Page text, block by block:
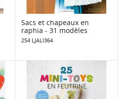
Sacs et chapeaux en
raphia - 31 modèles
254 LJALI364